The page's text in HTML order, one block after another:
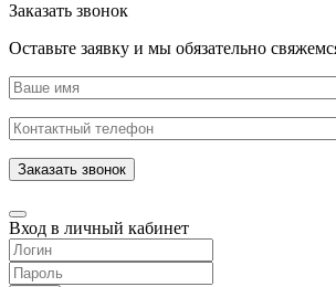
Заказать звонок
Оставьте заявку и мы обязательно
Заказать звонок
Вход в личный кабинет